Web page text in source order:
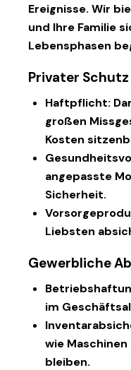
Ereignisse. Wir
und Ihre Familie
Lebensphasen
Privater Schutz
Haftpflicht:
großen
Kosten
angepasste
Sicherheit.
Liebsten
Gewerbliche
im
wie
bleiben.